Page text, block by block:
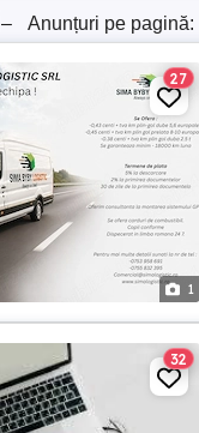
– Anunțuri pe pagină:
1
27
32